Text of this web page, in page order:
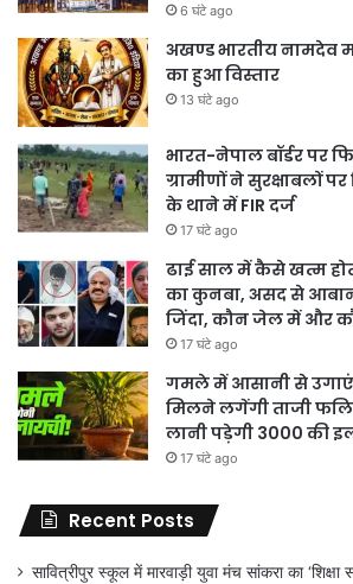
6 घंटे ago
अखण्ड भारतीय नामदेव
का हुआ विस्तार
13 घंटे ago
भारत-नेपाल बॉर्डर पर
ग्रामीणों ने सुरक्षाबलों
के थाने में FIR दर्ज
17 घंटे ago
ढाई साल में कैसे खत्म
का कुनबा, असद से
जिंदा, कौन जेल में और
17 घंटे ago
गमले में आसानी से उगाएं
मिलने लगेंगी ताजी
लानी पड़ेगी 3000 की
17 घंटे ago
Recent Posts
सावित्रीपुर स्कूल में मारवाड़ी युवा मंच सांकरा का